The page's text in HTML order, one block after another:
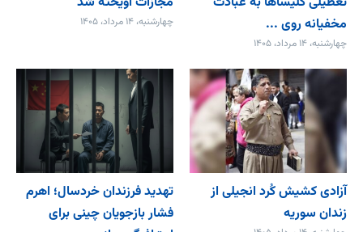
مخفیانه روی ...
چهارشنبه، ۱۴ مرداد، ۱۴۰۵
چهارشنبه، ۱۴ مرداد، ۱۴۰۵
آزادی کشیش کُرد انجیلی از
زندان سوریه
تهدید فرزندان خردسال؛ اهرم
فشار بازجویان چینی برای